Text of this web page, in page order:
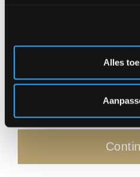
Alles
Livraison a l'adresse